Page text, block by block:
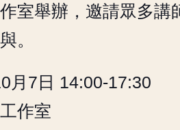
室舉辦，邀請眾多講
。
月7日 14:00-17:30
作室